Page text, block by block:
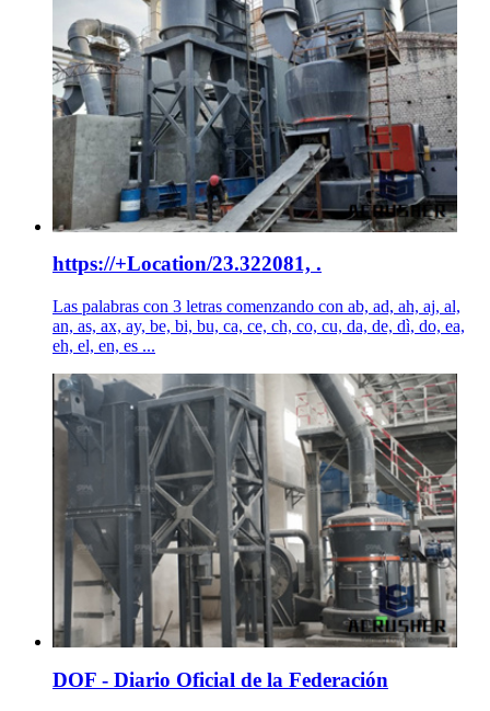
https://+Location/23.322081, .
Las palabras con 3 letras comenzando con ab, ad, ah, aj, al,
an, as, ax, ay, be, bi, bu, ca, ce, ch, co, cu, da, de, dì, do, ea,
eh, el, en, es ...
DOF - Diario Oficial de la Federación